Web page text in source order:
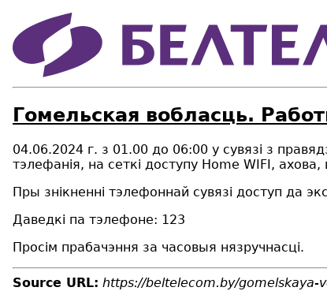
Гомельская вобласць.
04.06.2024 г. з 01.00 до 06:00 у сувязі з
тэлефанія, на сеткі доступу Home WIFI, ахова,
Пры знікненні тэлефоннай сувязі доступ да
Даведкі па тэлефоне: 123
Просім прабачэння за часовыя нязручнасці.
Source URL: https://beltelecom.by/gomelskaya-